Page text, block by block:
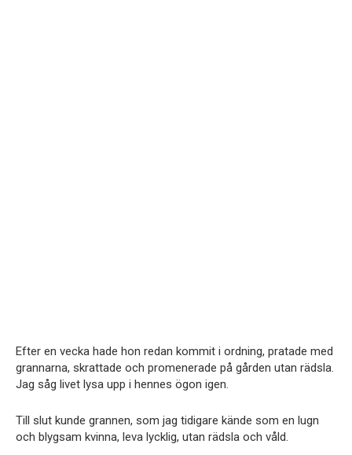
Efter en vecka hade hon redan kommit i ordning, pratade med
grannarna, skrattade och promenerade på gården utan rädsla.
Jag såg livet lysa upp i hennes ögon igen.
Till slut kunde grannen, som jag tidigare kände som en lugn
och blygsam kvinna, leva lycklig, utan rädsla och våld.